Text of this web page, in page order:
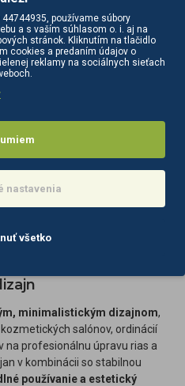
ktorý vám umožní
výsledky vašej práce.
vykonávania služieb,
sociálnych sieťach. Držiak
. Vďaka širokému rozsahu
minimalistickým dizajnom,
salónov, ordinácií
na profesionálnu úpravu rias a
v kombinácii so stabilnou
používanie a estetický
44744935, používame súbory
a s vaším súhlasom o. i. aj na
stránok. Kliknutím na tlačidlo
cookies a predaním údajov o
reklamy na sociálnych sieťach
nastavenia
všetko